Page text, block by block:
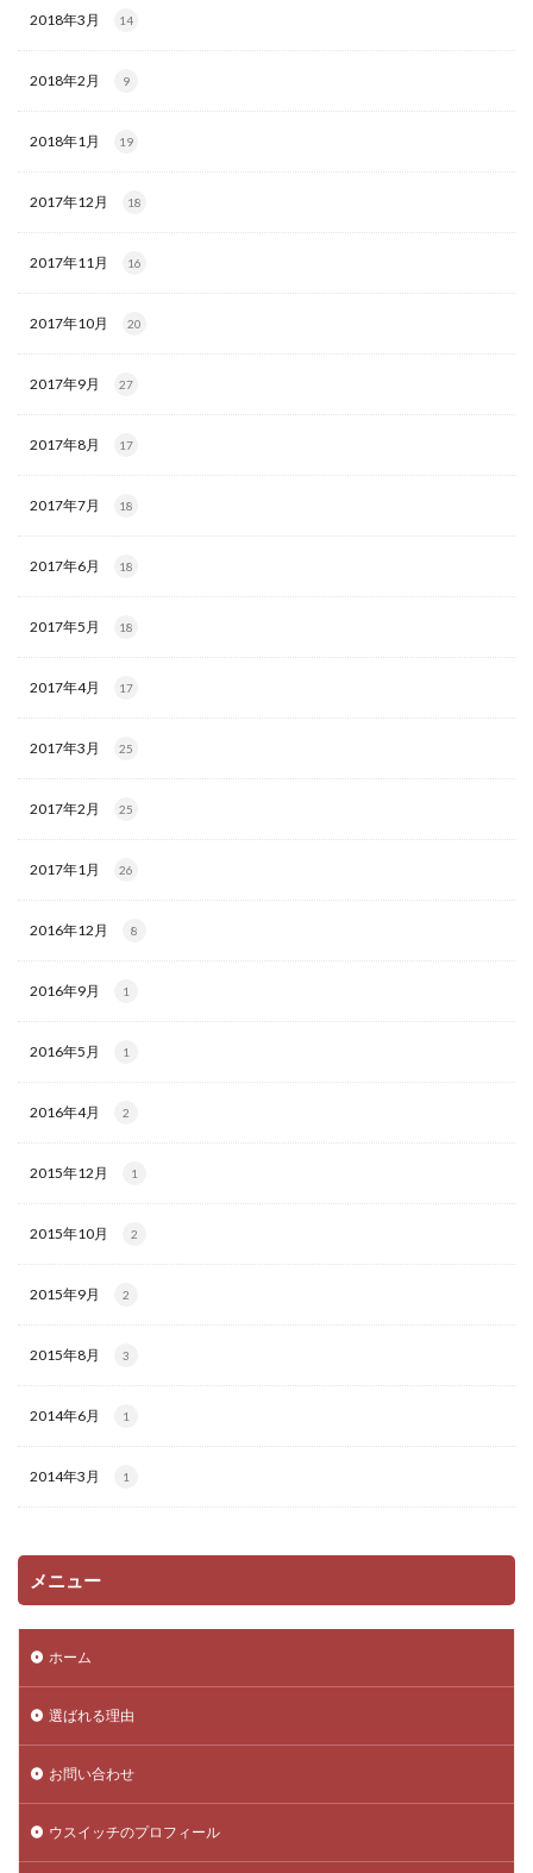
2018年3月 14
2018年2月 9
2018年1月 19
2017年12月 18
2017年11月 16
2017年10月 20
2017年9月 27
2017年8月 17
2017年7月 18
2017年6月 18
2017年5月 18
2017年4月 17
2017年3月 25
2017年2月 25
2017年1月 26
2016年12月 8
2016年9月 1
2016年5月 1
2016年4月 2
2015年12月 1
2015年10月 2
2015年9月 2
2015年8月 3
2014年6月 1
2014年3月 1
メニュー
ホーム
選ばれる理由
お問い合わせ
ウスイッチのプロフィール